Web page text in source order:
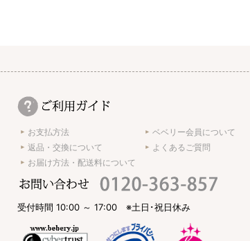
お支払方法
返品・交換について
お届け方法・配送料について
ベベリー会員について
よくあるご質問
受付時間 10:00 ～ 17:00 ※土日･祝日休み